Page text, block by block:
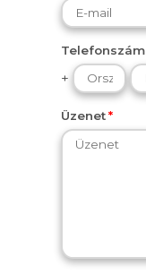
Telefonszám
+
Üzenet